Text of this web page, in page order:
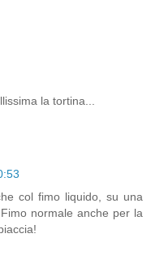
la tortina...
col fimo liquido, su una
normale anche per la